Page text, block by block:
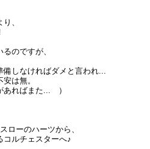
、
のですが、
備しなければダメと言われ...
は無。
あればまた... ）
ローのハーツから、
コルチェスターへ♪